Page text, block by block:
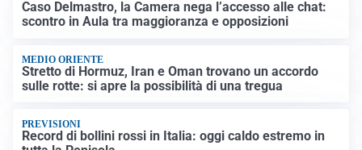
Caso Delmastro, la Camera nega l’accesso alle chat:
scontro in Aula tra maggioranza e opposizioni
MEDIO ORIENTE
Stretto di Hormuz, Iran e Oman trovano un accordo
sulle rotte: si apre la possibilità di una tregua
PREVISIONI
Record di bollini rossi in Italia: oggi caldo estremo in